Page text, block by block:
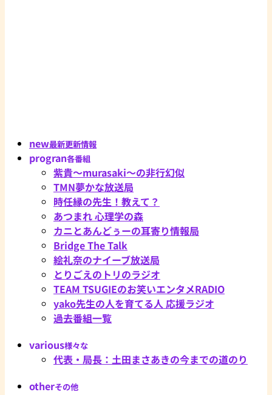
new最新更新情報
progran各番組
紫貴～murasaki～の非行幻似
TMN夢かな放送局
時任縁の先生！教えて？
あつまれ 心理学の森
カニとあんどぅーの耳寄り情報局
Bridge The Talk
絵礼奈のナイーブ放送局
とりごえのトリのラジオ
TEAM TSUGIEのお笑いエンタメRADIO
yako先生の人を育てる人 応援ラジオ
過去番組一覧
various様々な
代表・局長：土田まさあきの今までの道のり
otherその他